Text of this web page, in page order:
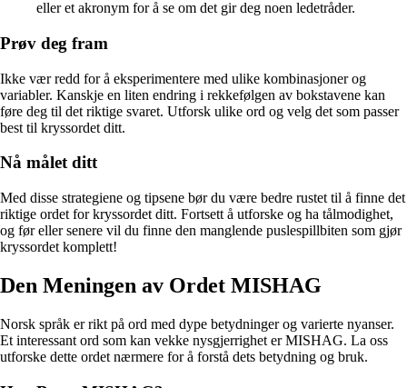
eller et akronym for å se om det gir deg noen ledetråder.
Prøv deg fram
Ikke vær redd for å eksperimentere med ulike kombinasjoner og
variabler. Kanskje en liten endring i rekkefølgen av bokstavene kan
føre deg til det riktige svaret. Utforsk ulike ord og velg det som passer
best til kryssordet ditt.
Nå målet ditt
Med disse strategiene og tipsene bør du være bedre rustet til å finne det
riktige ordet for kryssordet ditt. Fortsett å utforske og ha tålmodighet,
og før eller senere vil du finne den manglende puslespillbiten som gjør
kryssordet komplett!
Den Meningen av Ordet MISHAG
Norsk språk er rikt på ord med dype betydninger og varierte nyanser.
Et interessant ord som kan vekke nysgjerrighet er MISHAG. La oss
utforske dette ordet nærmere for å forstå dets betydning og bruk.